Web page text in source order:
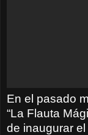
En el pasado
“La Flauta
de inaugurar